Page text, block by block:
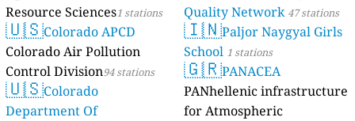
Resource Sciences1 stations
🇺🇸Colorado APCD
Colorado Air Pollution
Control Division94 stations
🇺🇸Colorado
Department Of
Quality Network 47 stations
🇮🇳Paljor Naygyal Girls
School 1 stations
🇬🇷PANACEA
PANhellenic infrastructure
for Atmospheric